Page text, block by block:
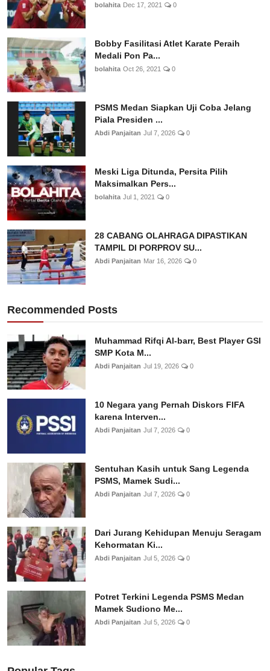
bolahita Dec 17, 2021 0
Bobby Fasilitasi Atlet Karate Peraih
Medali Pon Pa...
bolahita Oct 26, 2021 0
PSMS Medan Siapkan Uji Coba Jelang
Piala Presiden ...
Abdi Panjaitan Jul 7, 2026 0
Meski Liga Ditunda, Persita Pilih
Maksimalkan Pers...
bolahita Jul 1, 2021 0
28 CABANG OLAHRAGA DIPASTIKAN
TAMPIL DI PORPROV SU...
Abdi Panjaitan Mar 16, 2026 0
Recommended Posts
Muhammad Rifqi Al-barr, Best Player GSI
SMP Kota M...
Abdi Panjaitan Jul 19, 2026 0
10 Negara yang Pernah Diskors FIFA
karena Interven...
Abdi Panjaitan Jul 7, 2026 0
Sentuhan Kasih untuk Sang Legenda
PSMS, Mamek Sudi...
Abdi Panjaitan Jul 7, 2026 0
Dari Jurang Kehidupan Menuju Seragam
Kehormatan Ki...
Abdi Panjaitan Jul 5, 2026 0
Potret Terkini Legenda PSMS Medan
Mamek Sudiono Me...
Abdi Panjaitan Jul 5, 2026 0